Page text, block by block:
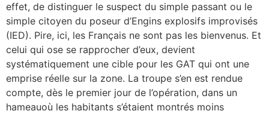
effet, de distinguer le suspect du simple passant ou le
simple citoyen du poseur d’Engins explosifs improvisés
(IED). Pire, ici, les Français ne sont pas les bienvenus. Et
celui qui ose se rapprocher d’eux, devient
systématiquement une cible pour les GAT qui ont une
emprise réelle sur la zone. La troupe s’en est rendue
compte, dès le premier jour de l’opération, dans un
hameauoù les habitants s’étaient montrés moins